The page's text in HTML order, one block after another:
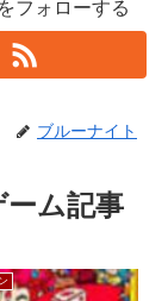
フォローする
ブルーナイト
ム記事